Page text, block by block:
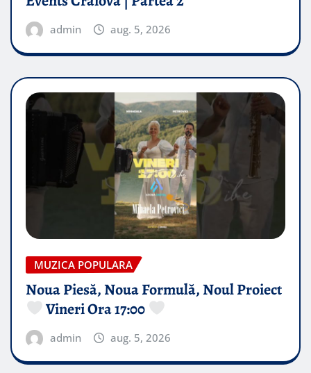
admin aug. 5, 2026
MUZICA POPULARA
Noua Piesă, Noua Formulă, Noul Proiect
Vineri Ora 17:00
admin aug. 5, 2026